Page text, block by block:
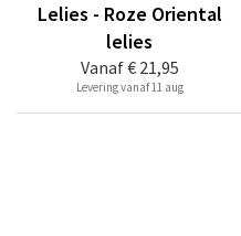
Vanaf€ 21,95
Lelies - Roze Oriental
lelies
Levering vanaf 11 aug